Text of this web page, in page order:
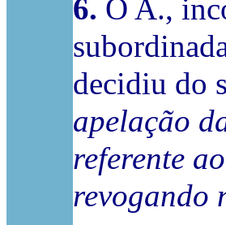
6. O A.,
decidiu do
apelação
referente
revogando